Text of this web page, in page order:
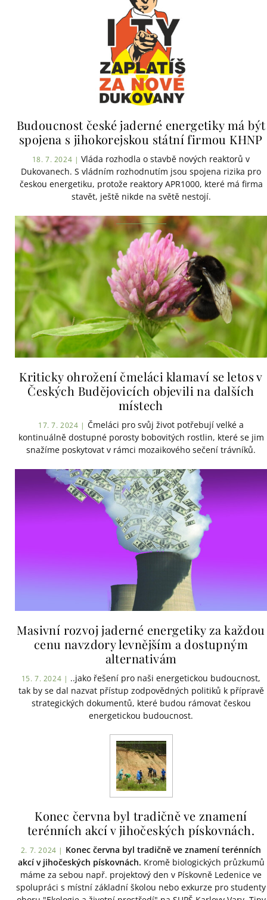
Budoucnost české jaderné energetiky má být
spojena s jihokorejskou státní firmou KHNP
18. 7. 2024 | Vláda rozhodla o stavbě nových reaktorů v
Dukovanech. S vládním rozhodnutím jsou spojena rizika pro
českou energetiku, protože reaktory APR1000, které má firma
stavět, ještě nikde na světě nestojí.
Kriticky ohrožení čmeláci klamaví se letos v
Českých Budějovicích objevili na dalších
místech
17. 7. 2024 | Čmeláci pro svůj život potřebují velké a
kontinuálně dostupné porosty bobovitých rostlin, které se jim
snažíme poskytovat v rámci mozaikového sečení trávníků.
Masivní rozvoj jaderné energetiky za každou
cenu navzdory levnějším a dostupným
alternativám
15. 7. 2024 | ..jako řešení pro naši energetickou budoucnost,
tak by se dal nazvat přístup zodpovědných politiků k přípravě
strategických dokumentů, které budou rámovat českou
energetickou budoucnost.
Konec června byl tradičně ve znamení
terénních akcí v jihočeských pískovnách.
2. 7. 2024 | Konec června byl tradičně ve znamení terénních
akcí v jihočeských pískovnách. Kromě biologických průzkumů
máme za sebou např. projektový den v Pískovně Ledenice ve
spolupráci s místní základní školou nebo exkurze pro studenty